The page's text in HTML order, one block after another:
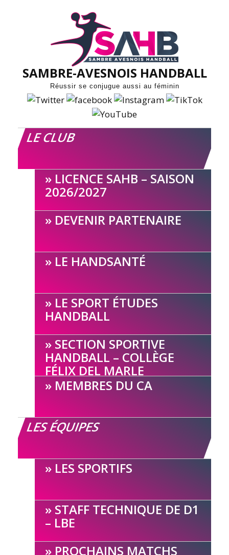
SAMBRE-AVESNOIS HANDBALL
Réussir se conjugue aussi au féminin
LE CLUB
LICENCE SAHB – SAISON
2026/2027
DEVENIR PARTENAIRE
LE HANDSANTÉ
LE SPORT ÉTUDES
HANDBALL
SECTION SPORTIVE
HANDBALL – COLLÈGE
FÉLIX DEL MARLE
MEMBRES DU CA
LES ÉQUIPES
LES SPORTIFS
STAFF TECHNIQUE DE D1
– LBE
PROCHAINS MATCHS